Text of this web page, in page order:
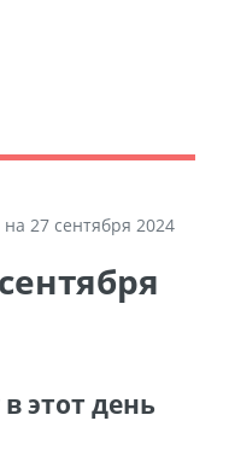
27 сентября 2024
этот день